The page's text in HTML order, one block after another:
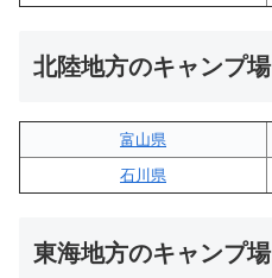
北陸地方のキャンプ場
富山県
石川県
東海地方のキャンプ場